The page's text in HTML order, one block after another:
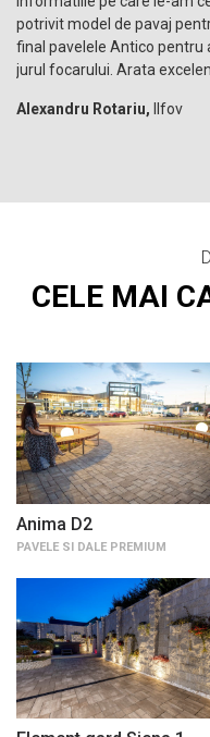
potrivit model de pavaj
final pavelele Antico pentru
jurul focarului. Arata
Alexandru Rotariu, Ilfov
CELE MAI
Anima D2
PAVELE SI DALE PREMIUM